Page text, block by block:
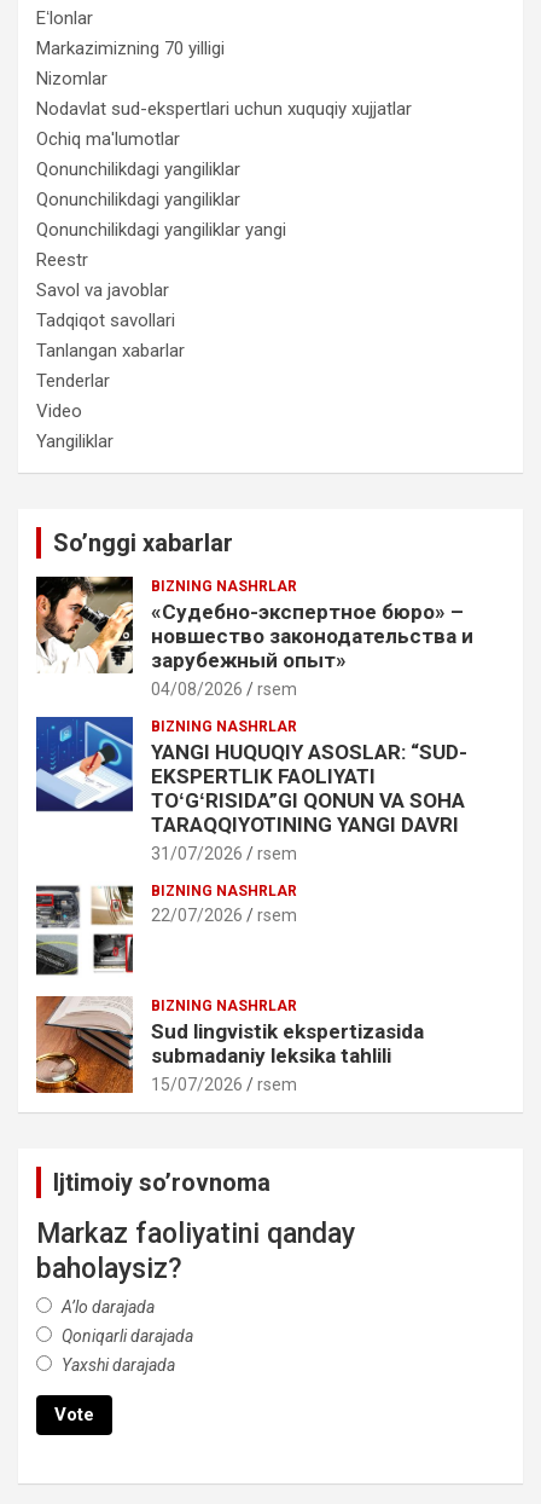
Eʻlonlar
Markazimizning 70 yilligi
Nizomlar
Nodavlat sud-ekspertlari uchun xuquqiy xujjatlar
Ochiq ma'lumotlar
Qonunchilikdagi yangiliklar
Qonunchilikdagi yangiliklar
Qonunchilikdagi yangiliklar yangi
Reestr
Savol va javoblar
Tadqiqot savollari
Tanlangan xabarlar
Tenderlar
Video
Yangiliklar
So’nggi xabarlar
BIZNING NASHRLAR
«Судебно-экспертное бюро» –
новшество законодательства и
зарубежный опыт»
04/08/2026 rsem
BIZNING NASHRLAR
YANGI HUQUQIY ASOSLAR: “SUD-
EKSPERTLIK FAOLIYATI
TOʻGʻRISIDA”GI QONUN VA SOHA
TARAQQIYOTINING YANGI DAVRI
31/07/2026 rsem
BIZNING NASHRLAR
22/07/2026 rsem
BIZNING NASHRLAR
Sud lingvistik ekspertizasida
submadaniy leksika tahlili
15/07/2026 rsem
Ijtimoiy so’rovnoma
Markaz faoliyatini qanday
baholaysiz?
A’lo darajada
Qoniqarli darajada
Yaxshi darajada